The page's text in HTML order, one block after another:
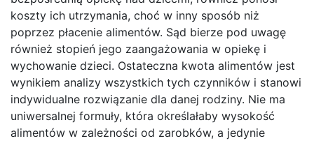
koszty ich utrzymania, choć w inny sposób niż
poprzez płacenie alimentów. Sąd bierze pod uwagę
również stopień jego zaangażowania w opiekę i
wychowanie dzieci. Ostateczna kwota alimentów jest
wynikiem analizy wszystkich tych czynników i stanowi
indywidualne rozwiązanie dla danej rodziny. Nie ma
uniwersalnej formuły, która określałaby wysokość
alimentów w zależności od zarobków, a jedynie